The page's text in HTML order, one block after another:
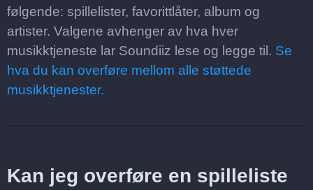
følgende: spillelister, favorittlåter, album og
artister. Valgene avhenger av hva hver
musikktjeneste lar Soundiiz lese og legge til. Se
hva du kan overføre mellom alle støttede
musikktjenester.
Kan jeg overføre en spilleliste